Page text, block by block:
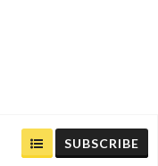
SUBSCRIBE